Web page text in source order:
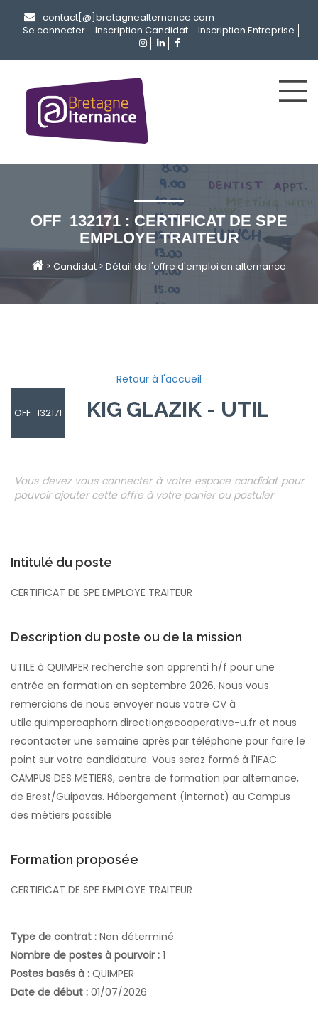
contact[@]bretagnealternance.com
Se connecter
Inscription Candidat Inscription Entreprise
OFF_132171 : CERTIFICAT DE SPE
EMPLOYE TRAITEUR
> Candidat > Détail de l'offre d'emploi en alternance
Retour à l'accueil
OFF_132171 KIG GLAZIK - UTILE
Vous devez vous connecter à votre espace candidat pour
pouvoir ajouter cette offre à votre panier ou postuler
Intitulé du poste
CERTIFICAT DE SPE EMPLOYE TRAITEUR
Description du poste ou de la mission
UTILE à QUIMPER recherche son apprenti h/f pour une
entrée en formation en septembre 2026. Nous vous
remercions de nous envoyer nous votre CV à
utile.quimpercaphorn.direction@cooperative-u.fr et nous
recontacter une semaine après par téléphone pour faire le
point sur votre candidature. Vous serez formé à l'IFAC
CAMPUS DES METIERS, centre de formation par alternance,
de Brest/Guipavas. Hébergement (internat) au Campus
des métiers possible
Formation proposée
CERTIFICAT DE SPE EMPLOYE TRAITEUR
Type de contrat : Non déterminé
Nombre de postes à pourvoir : 1
Postes basés à : QUIMPER
Date de début : 01/07/2026